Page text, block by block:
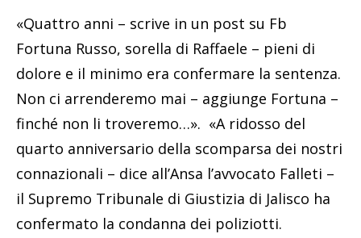
«Quattro anni – scrive in un post su Fb
Fortuna Russo, sorella di Raffaele – pieni di
dolore e il minimo era confermare la sentenza.
Non ci arrenderemo mai – aggiunge Fortuna –
finché non li troveremo…». «A ridosso del
quarto anniversario della scomparsa dei nostri
connazionali – dice all’Ansa l’avvocato Falleti –
il Supremo Tribunale di Giustizia di Jalisco ha
confermato la condanna dei poliziotti.